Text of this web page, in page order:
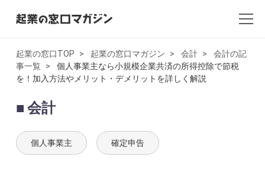
全記事一覧
起業・創業
開業
起業の窓口TOP 起業の窓口マガジン 会計
会計の記
事一覧
個人事業主なら小規模企業共済の所得控除で節税
を！加入方法やメリット・デメリットを詳しく解説
会計
個人事業主 確定申告